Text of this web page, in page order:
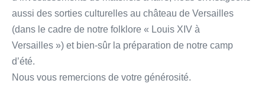
aussi des sorties culturelles au château de Versailles
(dans le cadre de notre folklore « Louis XIV à
Versailles ») et bien-sûr la préparation de notre camp
d’été.
Nous vous remercions de votre générosité.